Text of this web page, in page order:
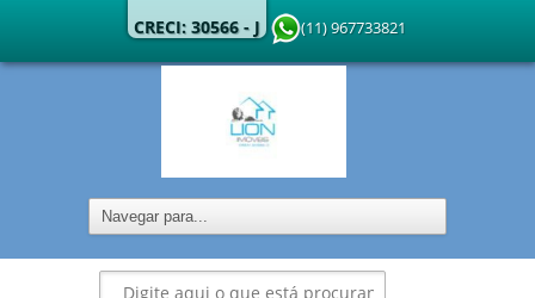
CRECI: 30566 - J (11) 967733821